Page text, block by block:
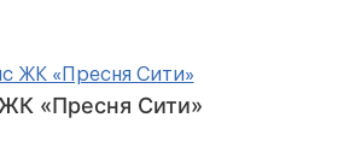
«Пресня Сити»